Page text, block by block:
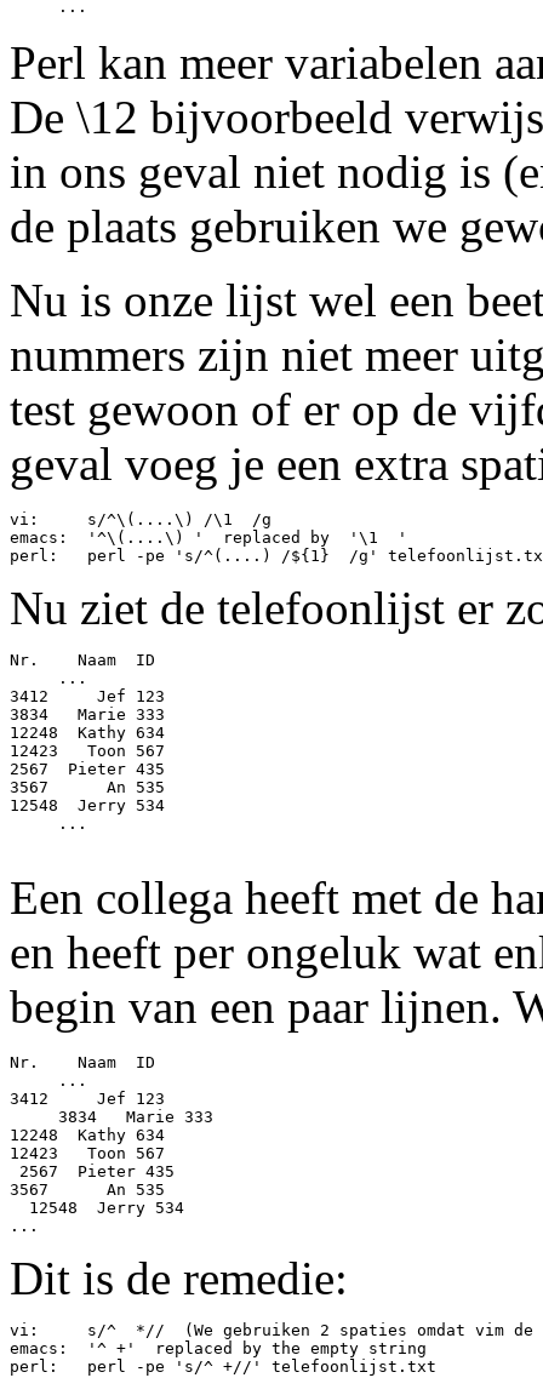
Perl kan meer variabelen
De \12 bijvoorbeeld
in ons geval niet nodig is
de plaats gebruiken we
Nu is onze lijst wel een
nummers zijn niet meer
test gewoon of er op de
geval voeg je een extra
vi:     s/^\(....\) /\1  /g
emacs:  '^\(....\) '  replaced by  '\1  '
Nu ziet de telefoonlijst er
Nr.    Naam  ID
     ...
3412     Jef 123
3834   Marie 333
12248  Kathy 634
12423   Toon 567
2567  Pieter 435
3567      An 535
12548  Jerry 534
     ...
Een collega heeft met de
en heeft per ongeluk wat
begin van een paar lijnen.
Nr.    Naam  ID
     ...
3412     Jef 123
     3834   Marie 333
12248  Kathy 634
12423   Toon 567
2567  Pieter 435
3567      An 535
  12548  Jerry 534
Dit is de remedie:
vi:     s/^  *//  (We gebruiken 2 spaties omdat vim de
emacs:  '^ +'  replaced by the empty string